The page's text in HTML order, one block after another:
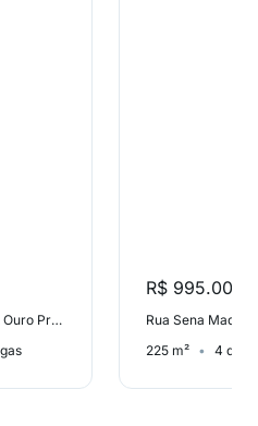
Rua Paschoal Carlos Magno, Ouro Preto
R$ 995.000
Rua Sena
225 m²
4